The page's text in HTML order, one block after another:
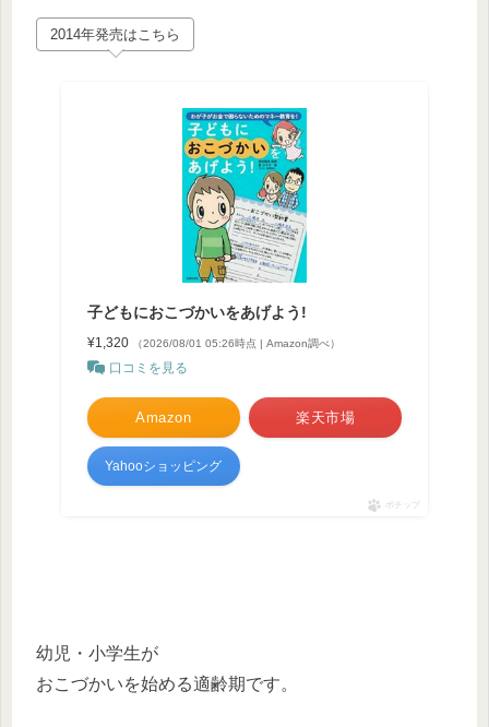
2014年発売はこちら
子どもにおこづかいをあげよう!
¥1,320 （2026/08/01 05:26時点 | Amazon調べ）
口コミを見る
Amazon 楽天市場
Yahooショッピング
ポチップ
幼児・小学生が
おこづかいを始める適齢期です。